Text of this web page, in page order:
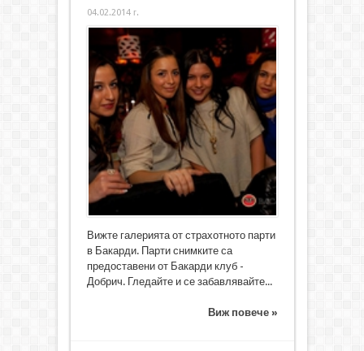
04.02.2014 г.
Вижте галерията от страхотното парти
в Бакарди. Парти снимките са
предоставени от Бакарди клуб -
Добрич. Гледайте и се забавлявайте...
Виж повече »